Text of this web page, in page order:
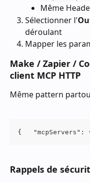
Même
Sélectionner l'
déroulant
Mapper les
Make / Zapier /
client MCP HTTP
Même pattern
{
Rappels de